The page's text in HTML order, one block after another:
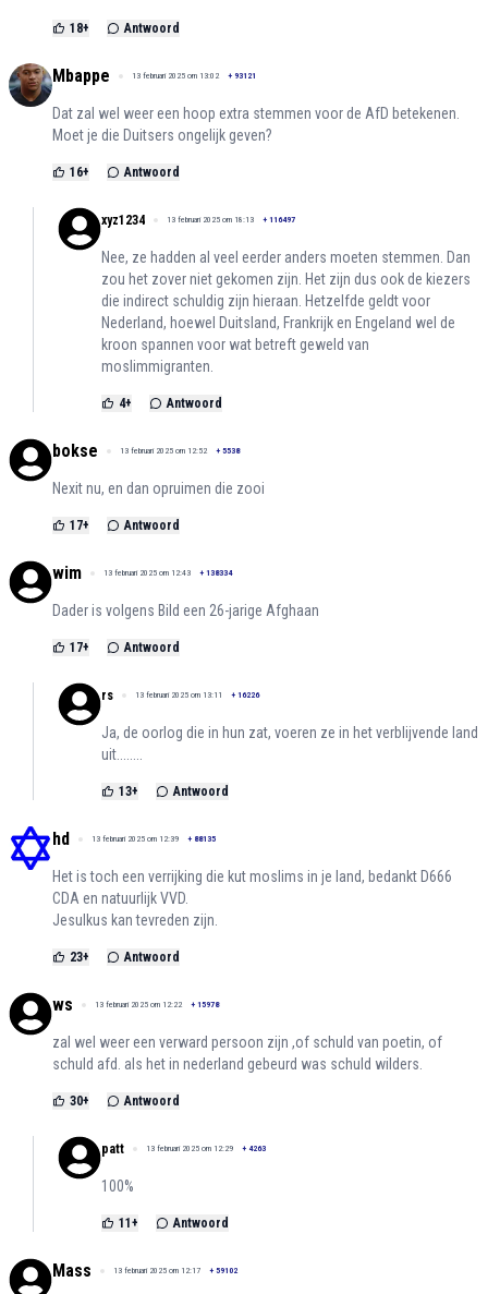
18+ Antwoord
Mbappe 13 februari 2025 om 13:02 + 93121
Dat zal wel weer een hoop extra stemmen voor de AfD betekenen.
Moet je die Duitsers ongelijk geven?
16+ Antwoord
xyz1234 13 februari 2025 om 18:13 + 116497
Nee, ze hadden al veel eerder anders moeten stemmen. Dan
zou het zover niet gekomen zijn. Het zijn dus ook de kiezers
die indirect schuldig zijn hieraan. Hetzelfde geldt voor
Nederland, hoewel Duitsland, Frankrijk en Engeland wel de
kroon spannen voor wat betreft geweld van
moslimmigranten.
4+ Antwoord
bokse 13 februari 2025 om 12:52 + 5538
Nexit nu, en dan opruimen die zooi
17+ Antwoord
wim 13 februari 2025 om 12:43 + 138334
Dader is volgens Bild een 26-jarige Afghaan
17+ Antwoord
rs 13 februari 2025 om 13:11 + 16226
Ja, de oorlog die in hun zat, voeren ze in het verblijvende land
uit........
13+ Antwoord
hd 13 februari 2025 om 12:39 + 88135
Het is toch een verrijking die kut moslims in je land, bedankt D666
CDA en natuurlijk VVD.
Jesulkus kan tevreden zijn.
23+ Antwoord
ws 13 februari 2025 om 12:22 + 15978
zal wel weer een verward persoon zijn ,of schuld van poetin, of
schuld afd. als het in nederland gebeurd was schuld wilders.
30+ Antwoord
patt 13 februari 2025 om 12:29 + 4263
100%
11+ Antwoord
Mass 13 februari 2025 om 12:17 + 59102